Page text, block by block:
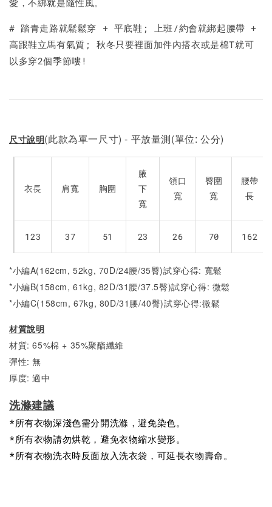
# 踏青走路就鬆鬆穿 + 平底鞋; 上班/約會就綁起腰帶 +
高跟鞋立馬有氣質; 秋冬只要裡面加件內搭衣或是棉T就可
以多穿2個季節嘍!
尺寸說明(此款為單一尺寸) - 平放量測(單位: 公分)
衣長 肩寬 胸圍
腋
下
寬
領口
寬
臀圍
寬
腰帶
長
123 37 51 23 26 70 162
*小編A(162cm, 52kg, 70D/24腰/35臀)試穿心得: 寬鬆
*小編B(158cm, 61kg, 82D/31腰/37.5臀)試穿心得: 微鬆
*小編C(158cm, 67kg, 80D/31腰/40臀)試穿心得:微鬆
材質說明
材質: 65%棉 + 35%聚酯纖維
彈性: 無
厚度: 適中
洗滌建議
*所有衣物深淺色需分開洗滌，避免染色。
*所有衣物請勿烘乾，避免衣物縮水變形。
*所有衣物洗衣時反面放入洗衣袋，可延長衣物壽命。